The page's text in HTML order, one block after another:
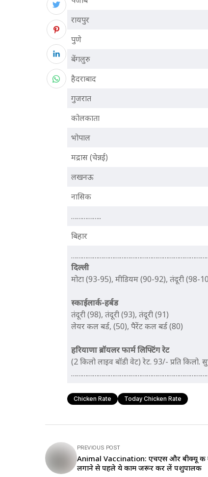
रायपुर
पुणे
बेंगलुरु
हैदराबाद
गुजरात
कोलकाता
भोपाल
मद्रास (चेन्नई)
लखनऊ
नासिक
……………..
बिहार
दिल्ली
मोटा (93-95), मीडियम (90-92), तंदूरी (98-
स्काईलार्क-हर्बड
तंदूरी (98), तंदूरी (93), तंदूरी (91)
लेयर कल बर्ड, (50), पैरेंट कल बर्ड (80)
हरियाणा ब्रॉयलर फार्म ​लिफ्टिंग रेट
(2 किलो लाइव बॉडी वेट) रेट. 93/- प्रति किलो.
Chicken Rate Today Chicken Rate
PREVIOUS POST
Animal Vaccination: एचएस और बीक्यू की
लगाने से पहले ये काम जरूर कर लें पशुपालक